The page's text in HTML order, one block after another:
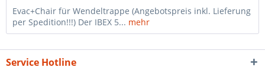
Evac+Chair für Wendeltrappe (Angebotspreis inkl. Lieferung
per Spedition!!!) Der IBEX 5... mehr
Service Hotline